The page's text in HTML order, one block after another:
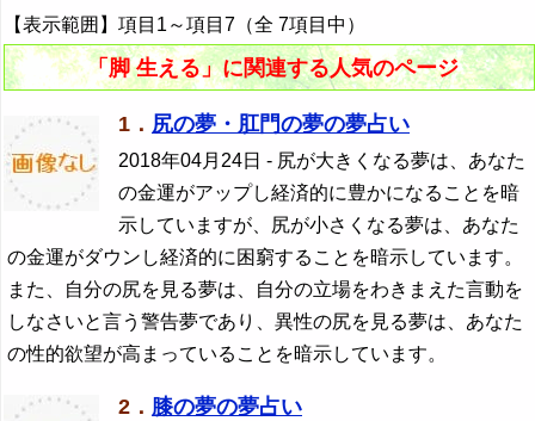
【表示範囲】項目1～項目7（全 7項目中）
「脚 生える」に関連する人気のページ
1． 尻の夢・肛門の夢の夢占い
2018年04月24日 - 尻が大きくなる夢は、あなた
の金運がアップし経済的に豊かになることを暗
示していますが、尻が小さくなる夢は、あなた
の金運がダウンし経済的に困窮することを暗示しています。
また、自分の尻を見る夢は、自分の立場をわきまえた言動を
しなさいと言う警告夢であり、異性の尻を見る夢は、あなた
の性的欲望が高まっていることを暗示しています。
2． 膝の夢の夢占い